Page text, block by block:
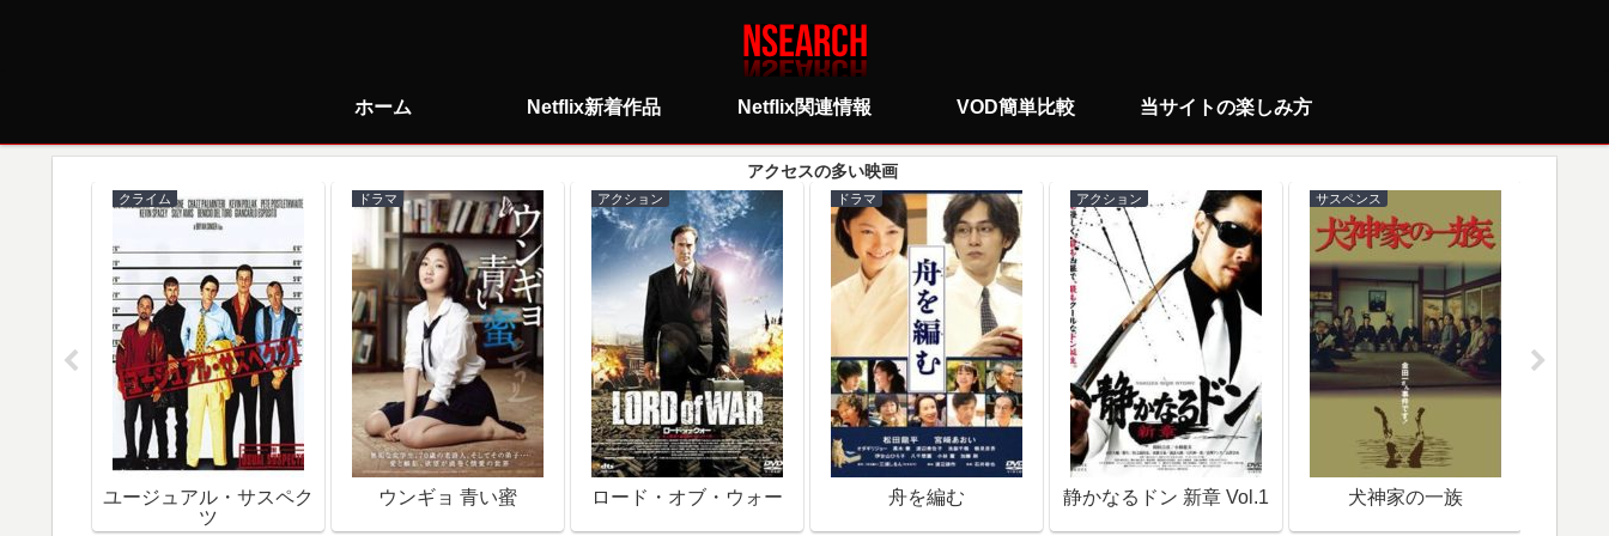
ホーム Netflix新着作品 Netflix関連情報 VOD簡単比較 当サイトの楽しみ方
クライム
ユージュアル・サスペク
ツ
ドラマ
ウンギョ 青い蜜
アクション
ロード・オブ・ウォー
ドラマ
舟を編む
アクション
静かなるドン 新章 Vol.1
サスペンス
犬神家の一族